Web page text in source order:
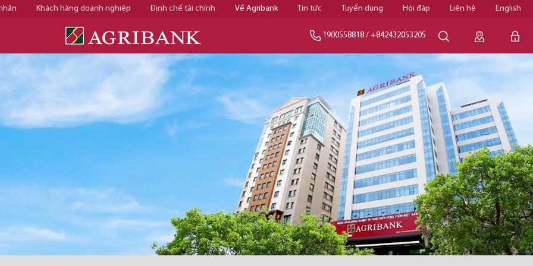
Khách hàng doanh nghiệp Định chế tài chính Về Agribank Tin tức Tuyển dụng Hỏi đáp Liên hệ English
1900558818 / +842432053205